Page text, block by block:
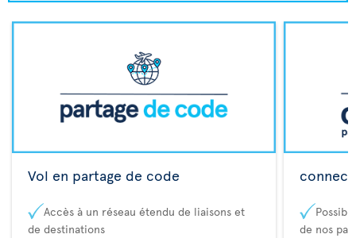
Vol en partage de code
Accès à un réseau étendu de liaisons et
de destinations
de nos